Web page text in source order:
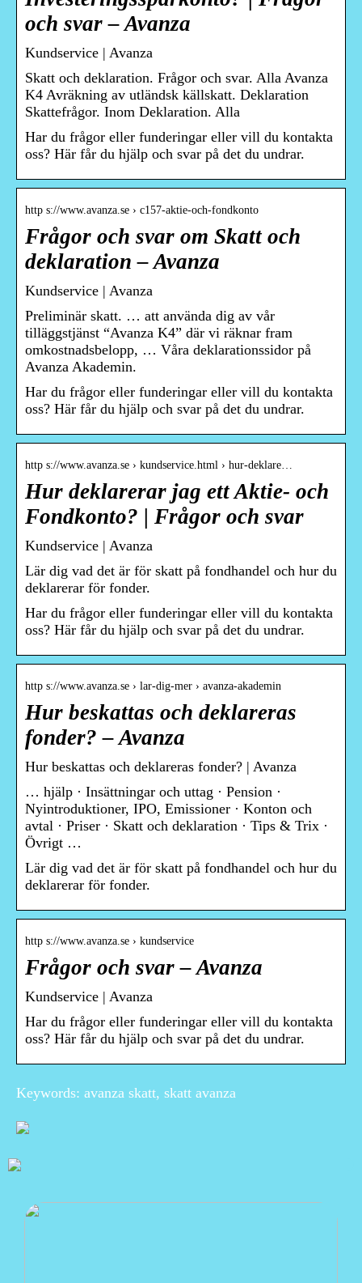
och svar – Avanza
Kundservice | Avanza
Skatt och deklaration. Frågor och svar. Alla Avanza
K4 Avräkning av utländsk källskatt. Deklaration
Skattefrågor. Inom Deklaration. Alla
Har du frågor eller funderingar eller vill du kontakta
oss? Här får du hjälp och svar på det du undrar.
http s://www.avanza.se › c157-aktie-och-fondkonto
Frågor och svar om Skatt och
deklaration – Avanza
Kundservice | Avanza
Preliminär skatt. … att använda dig av vår
tilläggstjänst “Avanza K4” där vi räknar fram
omkostnadsbelopp, … Våra deklarationssidor på
Avanza Akademin.
Har du frågor eller funderingar eller vill du kontakta
oss? Här får du hjälp och svar på det du undrar.
http s://www.avanza.se › kundservice.html › hur-deklare…
Hur deklarerar jag ett Aktie- och
Fondkonto? | Frågor och svar
Kundservice | Avanza
Lär dig vad det är för skatt på fondhandel och hur du
deklarerar för fonder.
Har du frågor eller funderingar eller vill du kontakta
oss? Här får du hjälp och svar på det du undrar.
http s://www.avanza.se › lar-dig-mer › avanza-akademin
Hur beskattas och deklareras
fonder? – Avanza
Hur beskattas och deklareras fonder? | Avanza
… hjälp · Insättningar och uttag · Pension ·
Nyintroduktioner, IPO, Emissioner · Konton och
avtal · Priser · Skatt och deklaration · Tips & Trix ·
Övrigt …
Lär dig vad det är för skatt på fondhandel och hur du
deklarerar för fonder.
http s://www.avanza.se › kundservice
Frågor och svar – Avanza
Kundservice | Avanza
Har du frågor eller funderingar eller vill du kontakta
oss? Här får du hjälp och svar på det du undrar.
Keywords: avanza skatt, skatt avanza